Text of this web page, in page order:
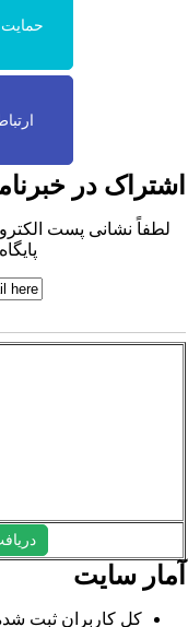
حمایت
در
لطفاً نشانی پست
سایت
کل کاربران ثبت شده: 2011